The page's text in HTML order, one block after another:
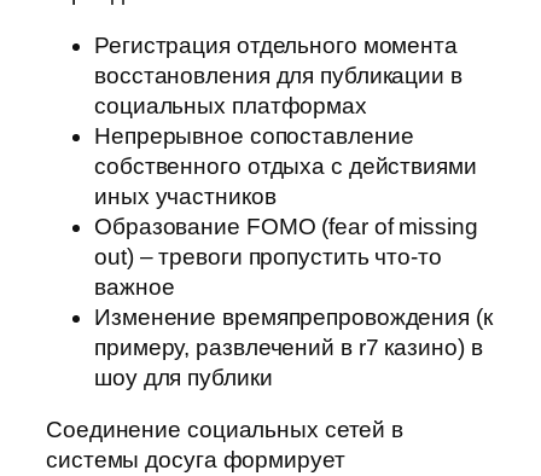
Регистрация отдельного момента
восстановления для публикации в
социальных платформах
Непрерывное сопоставление
собственного отдыха с действиями
иных участников
Образование FOMO (fear of missing
out) – тревоги пропустить что-то
важное
Изменение времяпрепровождения (к
примеру, развлечений в r7 казино) в
шоу для публики
Соединение социальных сетей в
системы досуга формирует